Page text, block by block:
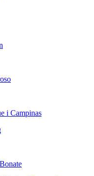
i Campinas